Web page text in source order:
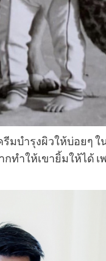
มบำรุงผิวให้บ่อยๆ
ำให้เขายิ้มให้ได้ เ